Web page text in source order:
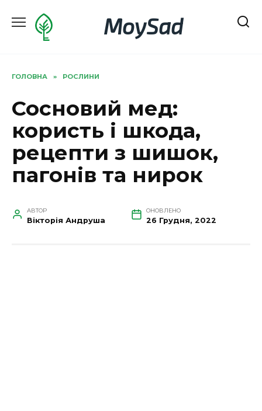
до
MoySad
ГОЛОВНА » РОСЛИНИ
Сосновий мед:
користь і шкода,
рецепти з шишок,
пагонів та нирок
АВТОР
Вікторія Андруша
ОНОВЛЕНО
26 Грудня, 2022